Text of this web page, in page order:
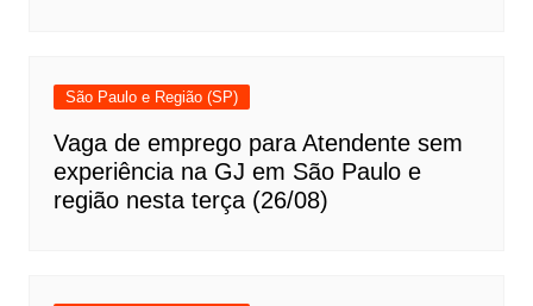
São Paulo e Região (SP)
Vaga de emprego para Atendente sem
experiência na GJ em São Paulo e
região nesta terça (26/08)